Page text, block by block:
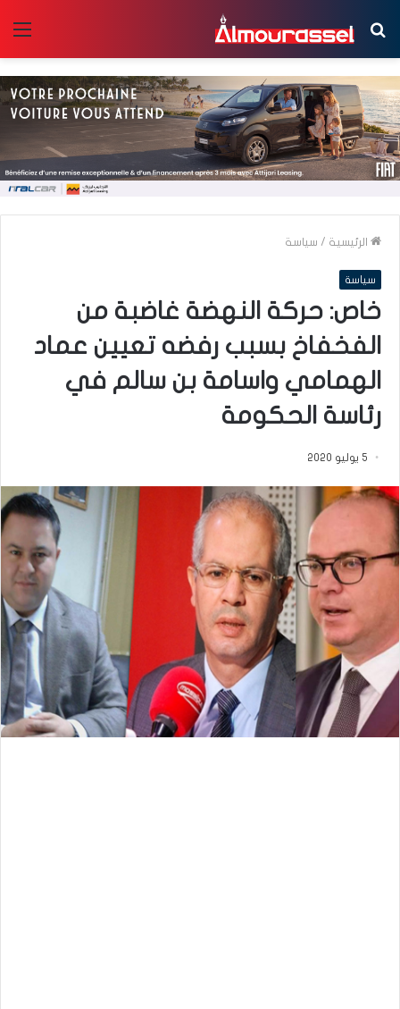
بحث
عن
الرئيسية / سياسة
سياسة
خاص: حركة النهضة غاضبة من
الفخفاخ بسبب رفضه تعيين عماد
الهمامي واسامة بن سالم في
رئاسة الحكومة
5 يوليو 2020